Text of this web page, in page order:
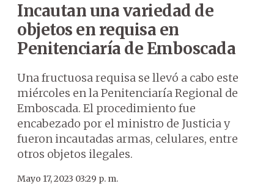
Incautan una variedad de
objetos en requisa en
Penitenciaría de Emboscada
Una fructuosa requisa se llevó a cabo este
miércoles en la Penitenciaría Regional de
Emboscada. El procedimiento fue
encabezado por el ministro de Justicia y
fueron incautadas armas, celulares, entre
otros objetos ilegales.
Mayo 17, 2023 03:29 p. m.